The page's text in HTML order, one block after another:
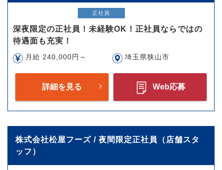
正社員
深夜限定の正社員！未経験OK！正社員ならではの
待遇面も充実！
月給 240,000円～ 埼玉県狭山市
詳細を見る Web応募
株式会社松屋フーズ / 夜間限定正社員（店舗スタ
ッフ）